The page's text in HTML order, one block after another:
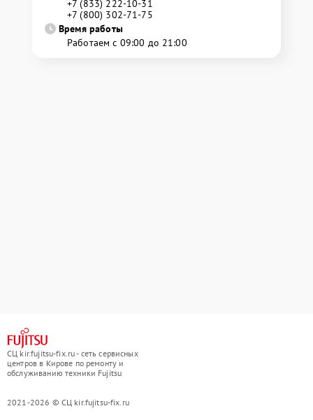
+7 (833) 222-10-31
+7 (800) 302-71-75
Время работы
Работаем с 09:00 до 21:00
СЦ kir.fujitsu-fix.ru - сеть сервисных
центров в Кирове по ремонту и
обслуживанию техники Fujitsu
2021-2026 © СЦ kir.fujitsu-fix.ru